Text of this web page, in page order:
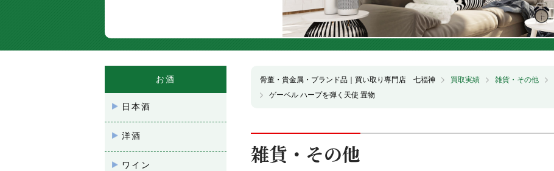
骨董・貴金属・ブランド品｜買い取り専門店 七福神 買取実績 雑貨・その他
ゲーベル ハープを弾く天使 置物
雑貨・その他
お酒
日本酒
洋酒
ワイン